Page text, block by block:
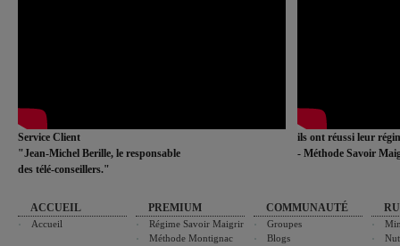
Service Client
"Jean-Michel Berille, le responsable
des télé-conseillers."
ils ont réussi leur
- Méthode Savoir
ACCUEIL
Accueil
PREMIUM
Régime Savoir Maigrir
Méthode Montignac
COMMUNAUTÉ
Groupes
Blogs